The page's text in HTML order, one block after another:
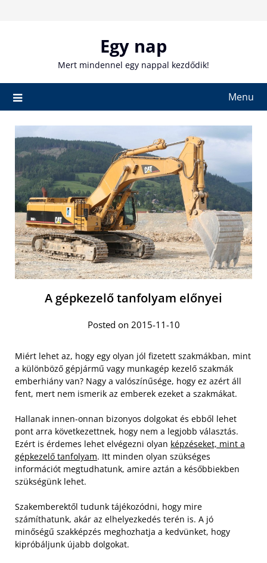
Egy nap
Mert mindennel egy nappal kezdődik!
Menu
A gépkezelő tanfolyam előnyei
Posted on 2015-11-10
Miért lehet az, hogy egy olyan jól fizetett szakmákban, mint
a különböző gépjármű vagy munkagép kezelő szakmák
emberhiány van? Nagy a valószínűsége, hogy ez azért áll
fent, mert nem ismerik az emberek ezeket a szakmákat.
Hallanak innen-onnan bizonyos dolgokat és ebből lehet
pont arra következettnek, hogy nem a legjobb választás.
Ezért is érdemes lehet elvégezni olyan képzéseket, mint a
gépkezelő tanfolyam. Itt minden olyan szükséges
információt megtudhatunk, amire aztán a későbbiekben
szükségünk lehet.
Szakemberektől tudunk tájékozódni, hogy mire
számíthatunk, akár az elhelyezkedés terén is. A jó
minőségű szakképzés meghozhatja a kedvünket, hogy
kipróbáljunk újabb dolgokat.